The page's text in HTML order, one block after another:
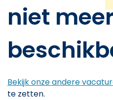
niet
Bekijk onze andere
te zetten.